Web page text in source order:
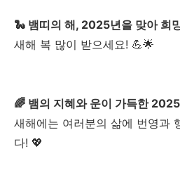
🐍 뱀띠의 해, 2025년을 맞아 희
새해 복 많이 받으세요! 💪🌟
🌈 뱀의 지혜와 운이 가득한
새해에는 여러분의 삶에 번영과
다! 💖